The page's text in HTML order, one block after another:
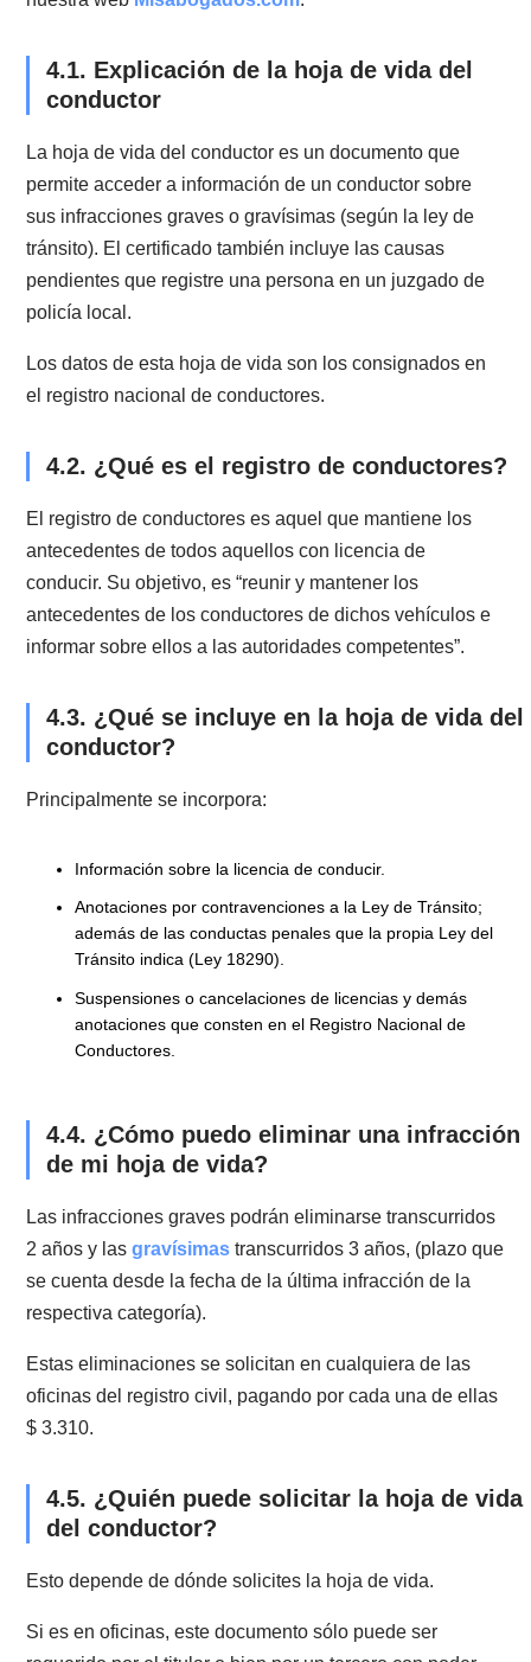
intereses extras.
Puedes quedar en la categoría de moroso y podrían
castigarte con el retiro del vehículo si te sorprenden
transitando en la vía pública.
Además, al momento de renovar tu patente se te
una multa correspondiente al 1,5% del valor del
respectivo, que se calcula junto al IPC. Las multas
pueden llegar a exceder el precio del trámite.
Por ejemplo, un auto cuyo permiso cuesta $15.200,
deberá pagar una multa de $30.000.
3.5. ¿Qué pasa si mi vehículo no
durante el año?
Si por cualquier motivo tu vehículo no ha circulado o
va a circular durante todo el año, debes presentar una
declaración jurada simple indicando el motivo y
hasta el 30 de noviembre de cada año.
4.
Sería ideal que nuestrasinfracciones de tránsito
pasarán una sola vez y las olvidáramos.
Si no sabes qué es, en este artículo te explicaremos,
nuestra web Misabogados.com.
4.1. Explicación de la hoja de vida del
La hoja de vida del conductores un documento que
permite acceder a información de un conductor sobre
tránsito). El certificado también incluye las causas
pendientes que registre una persona en un juzgado
policía local.
Los datos de esta hoja de vida son los consignados